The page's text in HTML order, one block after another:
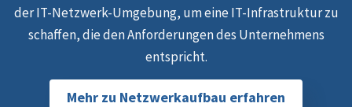
der IT-Netzwerk-Umgebung, um eine IT-Infrastruktur zu
schaffen, die den Anforderungen des Unternehmens
entspricht.
Mehr zu Netzwerkaufbau erfahren